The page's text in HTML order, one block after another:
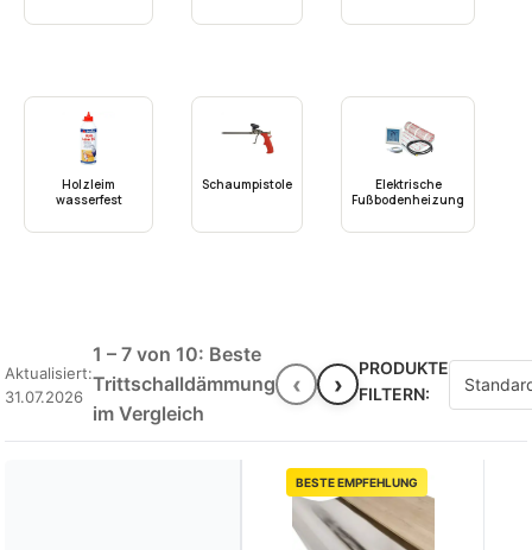
Holzleim
wasserfest
Schaumpistole
Elektrische
Fußbodenheizung
Aktualisiert:
31.07.2026
1 – 7 von 10: Beste
Trittschalldämmung
im Vergleich
‹ ›
PRODUKTE
FILTERN:
BESTE EMPFEHLUNG